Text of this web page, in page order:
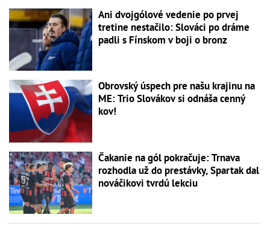
Ani dvojgólové vedenie po prvej
tretine nestačilo: Slováci po dráme
padli s Fínskom v boji o bronz
Obrovský úspech pre našu krajinu na
ME: Trio Slovákov si odnáša cenný
kov!
Čakanie na gól pokračuje: Trnava
rozhodla už do prestávky, Spartak dal
nováčikovi tvrdú lekciu